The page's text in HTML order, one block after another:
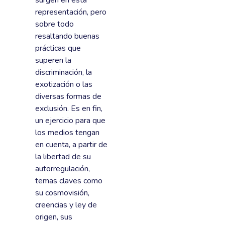
representación, pero
sobre todo
resaltando buenas
prácticas que
superen la
discriminación, la
exotización o las
diversas formas de
exclusión. Es en fin,
un ejercicio para que
los medios tengan
en cuenta, a partir de
la libertad de su
autorregulación,
temas claves como
su cosmovisión,
creencias y ley de
origen, sus